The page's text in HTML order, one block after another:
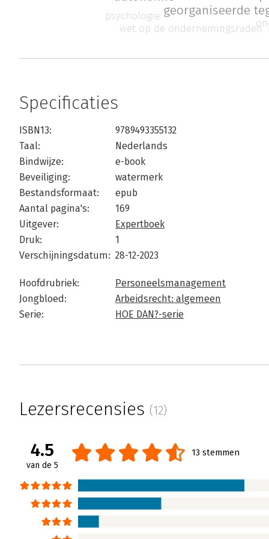
georganiseerde
wet op de ondernemingsraden
psychologie
Specificaties
ISBN13:
9789493355132
Taal:
Nederlands
Bindwijze:
e-book
Beveiliging:
watermerk
Bestandsformaat:
epub
Aantal pagina's:
169
Uitgever:
Expertboek
Druk:
1
Verschijningsdatum: 28-12-2023
Hoofdrubriek:
Personeelsmanagement
Jongbloed:
Arbeidsrecht: algemeen
Serie:
HOE DAN?-serie
Lezersrecensies (12)
4.5
van de 5
13 stemmen